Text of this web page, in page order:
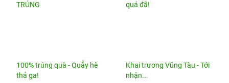
TRÚNG
quá đã!
100% trúng quà - Quẫy hè
thả ga!
Khai trương Vũng Tàu - Tới
nhận...